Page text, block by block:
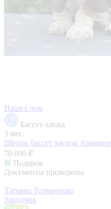
Нашел дом
Бассет-хаунд
3 мес.
Щенок бассет хаунда Армавир
70 000 ₽
Подарок
Документы проверены
Татьяна Толмаченко
Заводчик